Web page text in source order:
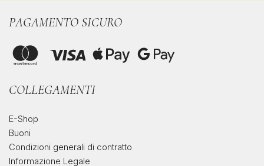
PAGAMENTO SICURO
COLLEGAMENTI
E-Shop
Buoni
Condizioni generali di contratto
Informazione Legale